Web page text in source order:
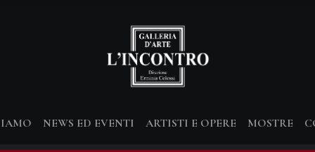
NEWS ED EVENTI ARTISTI E OPERE MOSTRE